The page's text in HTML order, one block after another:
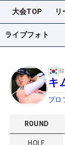
大会TOP リ
ライブフォト
キ
プロ
ROUND
HOLE